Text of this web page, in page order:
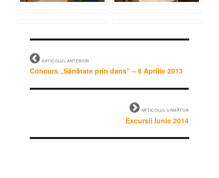
ARTICOLUL ANTERIOR
Concurs „Sănătate prin dans” – 6 Aprilie 2013
ARTICOLUL URMĂTOR
Excursii Iunie 2014